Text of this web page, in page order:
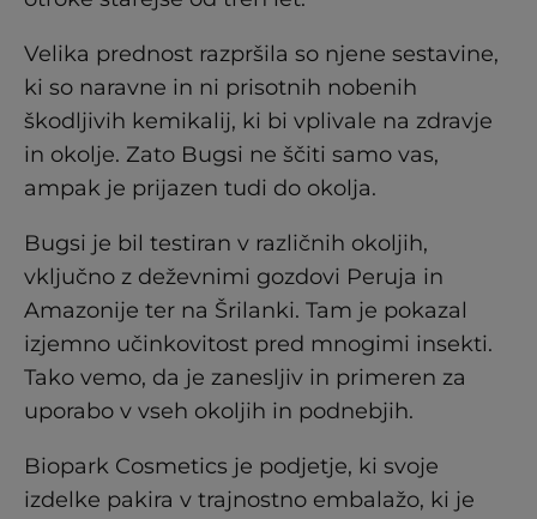
Velika prednost razpršila so njene sestavine,
ki so naravne in ni prisotnih nobenih
škodljivih kemikalij, ki bi vplivale na zdravje
in okolje. Zato Bugsi ne ščiti samo vas,
ampak je prijazen tudi do okolja.
Bugsi je bil testiran v različnih okoljih,
vključno z deževnimi gozdovi Peruja in
Amazonije ter na Šrilanki. Tam je pokazal
izjemno učinkovitost pred mnogimi insekti.
Tako vemo, da je zanesljiv in primeren za
uporabo v vseh okoljih in podnebjih.
Biopark Cosmetics je podjetje, ki svoje
izdelke pakira v trajnostno embalažo, ki je